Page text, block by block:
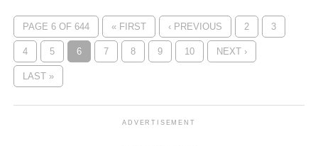
PAGE 6 OF 644 « FIRST ‹ PREVIOUS 2 3
4 5 6 7 8 9 10 NEXT ›
LAST »
ADVERTISEMENT